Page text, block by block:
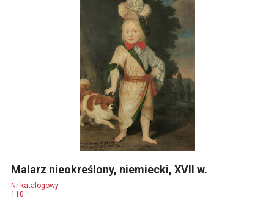
Malarz nieokreślony, niemiecki, XVII w.
Nr katalogowy
110